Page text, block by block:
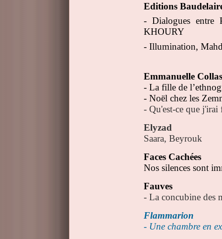
Editions
- Dialogues entre
KHOURY
- Illumination,
Emmanuelle
- La fille de
- Noël chez les
- Qu'est-ce que j'irai
Elyzad
Saara, Beyrouk
Faces Cachées
Nos silences sont
Fauves
- La concubine des
Flammarion
- Une chambre en